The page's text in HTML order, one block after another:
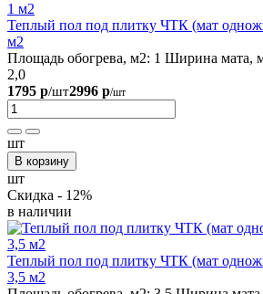
Теплый пол под плитку ЧТК (мат
м2
Площадь обогрева, м2: 1 Ширина мата,
2,0
1795 р/шт2996 р/шт
шт
В корзину
шт
Скидка - 12%
в наличии
Теплый пол под плитку ЧТК (мат
3,5 м2